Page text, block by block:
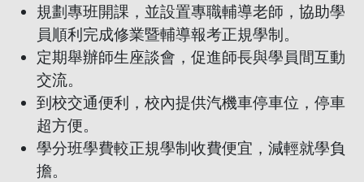
規劃專班開課，並設置專職輔導老師，協助學
員順利完成修業暨輔導報考正規學制。
定期舉辦師生座談會，促進師長與學員間互動
交流。
到校交通便利，校內提供汽機車停車位，停車
超方便。
學分班學費較正規學制收費便宜，減輕就學負
擔。